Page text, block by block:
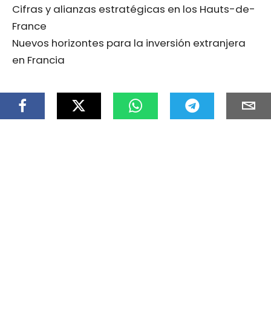
Cifras y alianzas estratégicas en los Hauts-de-
France
Nuevos horizontes para la inversión extranjera
en Francia